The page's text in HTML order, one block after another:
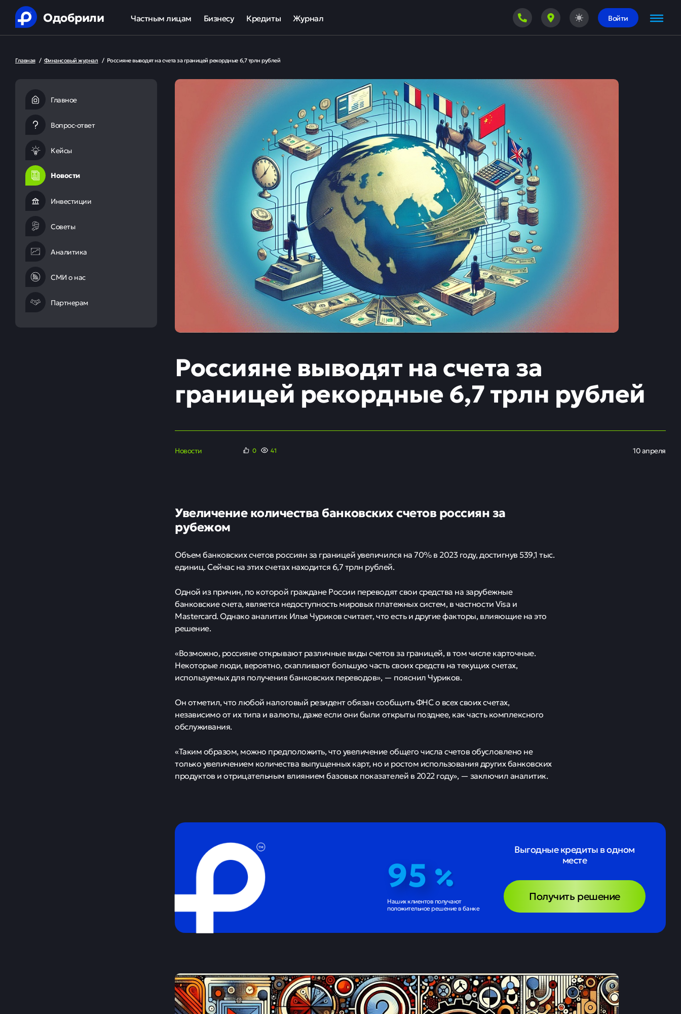
Одобрили Частным лицам
Рефинансирование кредитов
Ипотека
Юридическая защита от коллекторов и кредиторов
Анализ кредитной истории
Бизнесу
Оборотный кредит
Льготные программы кредитования для бизнеса
Кредиты
Рефинансирование кредитов
Кредит на карту
Кредиты под залог авто
Кредиты под залог недвижимости
Кредиты с плохой КИ
Кредиты без справок
Журнал Войти
Главная / Финансовый журнал / Россияне выводят на счета за границей рекордные 6,7 трлн рублей
Главное
Вопрос-ответ
Кейсы
Новости
Инвестиции
Советы
Аналитика
СМИ о нас
Партнерам
Россияне выводят на счета за
границей рекордные 6,7 трлн рублей
Новости 0 41 10 апреля
Увеличение количества банковских счетов россиян за
рубежом
Объем банковских счетов россиян за границей увеличился на 70% в 2023 году, достигнув 539,1 тыс.
единиц. Сейчас на этих счетах находится 6,7 трлн рублей.
Одной из причин, по которой граждане России переводят свои средства на зарубежные
банковские счета, является недоступность мировых платежных систем, в частности Visa и
Mastercard. Однако аналитик Илья Чуриков считает, что есть и другие факторы, влияющие на это
решение.
«Возможно, россияне открывают различные виды счетов за границей, в том числе карточные.
Некоторые люди, вероятно, скапливают большую часть своих средств на текущих счетах,
используемых для получения банковских переводов», — пояснил Чуриков.
Он отметил, что любой налоговый резидент обязан сообщить ФНС о всех своих счетах,
независимо от их типа и валюты, даже если они были открыты позднее, как часть комплексного
обслуживания.
«Таким образом, можно предположить, что увеличение общего числа счетов обусловлено не
только увеличением количества выпущенных карт, но и ростом использования других банковских
продуктов и отрицательным влиянием базовых показателей в 2022 году», — заключил аналитик.
95
Наших клиентов получают
положительное решение в банке
Выгодные кредиты в одном
месте
Получить решение